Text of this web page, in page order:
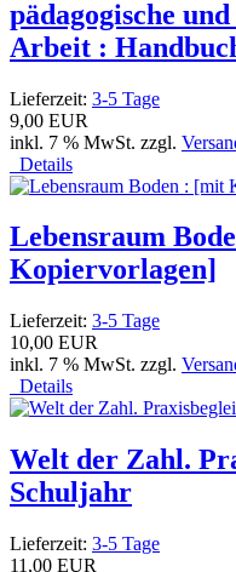
pädagogische
Arbeit :
Lieferzeit: 3-5 Tage
9,00 EUR
inkl. 7 % MwSt. zzgl.
Details
Lebensraum
Kopiervorlagen]
Lieferzeit: 3-5 Tage
10,00 EUR
inkl. 7 % MwSt. zzgl.
Details
Welt der Zahl.
Schuljahr
Lieferzeit: 3-5 Tage
11,00 EUR